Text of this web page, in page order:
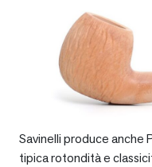
Savinelli produce anche
tipica rotondità e